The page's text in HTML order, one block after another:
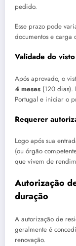
pedido.
Esse prazo pode
documentos e carga
Validade do
Após aprovado, o
4 meses (120 dias).
Portugal e iniciar o
Requerer
Logo após sua
(ou órgão
que vivem de
Autorização
duração
A autorização de
geralmente é
renovação.